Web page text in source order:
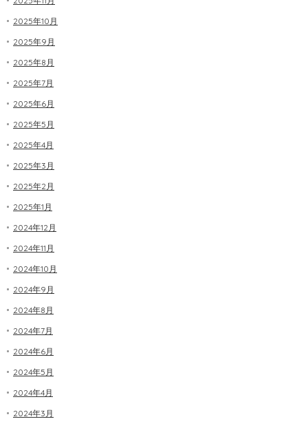
2025年10月
2025年9月
2025年8月
2025年7月
2025年6月
2025年5月
2025年4月
2025年3月
2025年2月
2025年1月
2024年12月
2024年11月
2024年10月
2024年9月
2024年8月
2024年7月
2024年6月
2024年5月
2024年4月
2024年3月